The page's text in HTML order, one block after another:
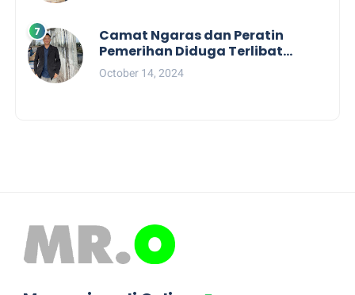
Camat Ngaras dan Peratin
Pemerihan Diduga Terlibat
Politik Praktis, Mahasiswa
Pesibar Desak Bawaslu
October 14, 2024